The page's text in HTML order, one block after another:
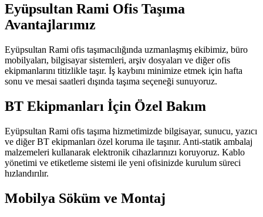
Eyüpsultan Rami Ofis Taşıma
Avantajlarımız
Eyüpsultan Rami ofis taşımacılığında uzmanlaşmış ekibimiz, büro
mobilyaları, bilgisayar sistemleri, arşiv dosyaları ve diğer ofis
ekipmanlarını titizlikle taşır. İş kaybını minimize etmek için hafta
sonu ve mesai saatleri dışında taşıma seçeneği sunuyoruz.
BT Ekipmanları İçin Özel Bakım
Eyüpsultan Rami ofis taşıma hizmetimizde bilgisayar, sunucu, yazıcı
ve diğer BT ekipmanları özel koruma ile taşınır. Anti-statik ambalaj
malzemeleri kullanarak elektronik cihazlarınızı koruyoruz. Kablo
yönetimi ve etiketleme sistemi ile yeni ofisinizde kurulum süreci
hızlandırılır.
Mobilya Söküm ve Montaj